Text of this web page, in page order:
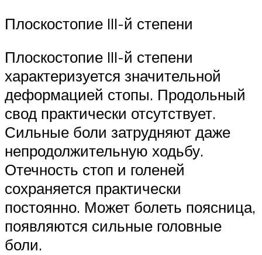
Плоскостопие III-й степени
Плоскостопие III-й степени
характеризуется значительной
деформацией стопы. Продольный
свод практически отсутствует.
Сильные боли затрудняют даже
непродолжительную ходьбу.
Отечность стоп и голеней
сохраняется практически
постоянно. Может болеть поясница,
появляются сильные головные
боли.